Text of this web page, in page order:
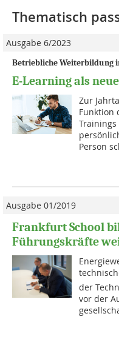
Thematisch
Ausgabe 6/2023
Betriebliche Weiterbildung
E-Learning als
Zur
Funktion
Person
Ausgabe 01/2019
Frankfurt School
Führungskräfte
der
vor der